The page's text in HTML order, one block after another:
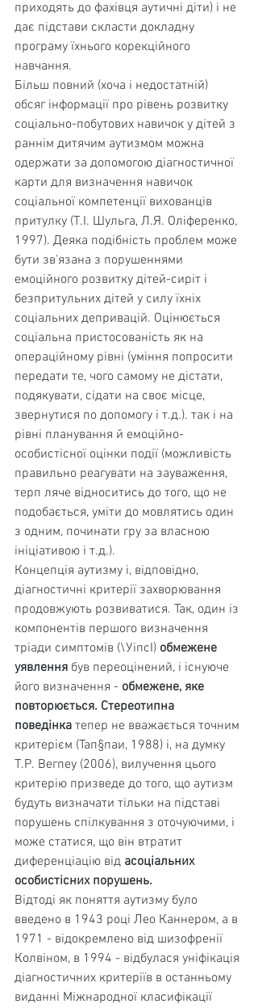
приходять до фахівця аутичні діти) і не
дає підстави скласти докладну
програму їхнього корекційного
навчання.
Більш повний (хоча і недостатній)
обсяг інформа­ції про рівень розвитку
соціально-побутових навичок у дітей з
раннім дитячим аутизмом можна
одержати за допомогою діагностичної
карти для визначення нави­чок
соціальної компетенції вихованців
притулку (Т.І. Шульга, Л.Я. Оліференко,
1997). Деяка подібність проблем може
бути зв'язана з порушеннями
емоційного розвитку дітей-сиріт і
безпритульних дітей у силу їхніх
соціальних депривацій. Оцінюється
соціальна пристосо­ваність як на
операційному рівні (уміння попросити
передати те, чого самому не дістати,
подякувати, сідати на своє місце,
звернутися по допомогу і т.д.). так і на
рівні планування й емоційно-
особистісної оцінки події (можливість
правильно реагувати на зауваження,
терп ляче відноситись до того, що не
подобається, уміти до мовлятись один
з одним, починати гру за власною
ініціативою і т.д.).
Концепція аутизму і, відповідно,
діагностичні критерії захворювання
продовжують розвиватися. Так, один із
компонентів першого визначення
тріади симпто­мів (\УіпсІ) обмежене
уявлення був переоцінений, і існуюче
його визначення - обмежене, яке
повто­рюється. Стереотипна
поведінка тепер не вва­жається точним
критерієм (Тап§паи, 1988) і, на думку
Т.Р. Вегпеу (2006), вилучення цього
критерію призведе до того, що аутизм
будуть визначати тільки на підставі
порушень спілкування з оточуючими, і
може статися, що він втратит
диференціацію від асоціальних
особистісних порушень.
Відтоді як поняття аутизму було
введено в 1943 році Лео Каннером, а в
1971 - відокремлено від шизо­френії
Колвіном, в 1994 - відбулася уніфікація
діагнос­тичних критеріїв в останньому
виданні Міжнародної класифікації